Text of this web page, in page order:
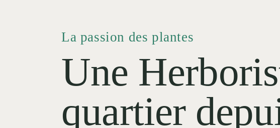
La passion des plantes
Une
quartier